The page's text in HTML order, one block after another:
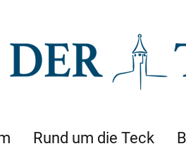
Rund um die Teck